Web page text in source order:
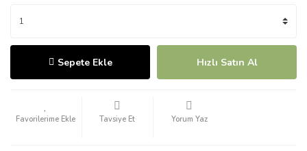
Sepete Ekle Hızlı Satın Al
Tavsiye Et Yorum Yaz